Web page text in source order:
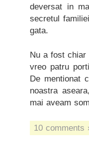
deversat in
secretul
gata.
Nu a fost
vreo patru
De mentionat
noastra
mai aveam
10 comments